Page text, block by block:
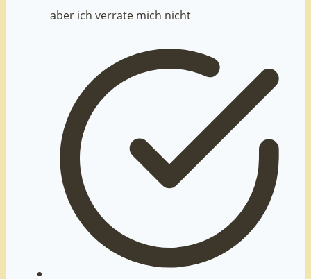
aber ich verrate mich nicht